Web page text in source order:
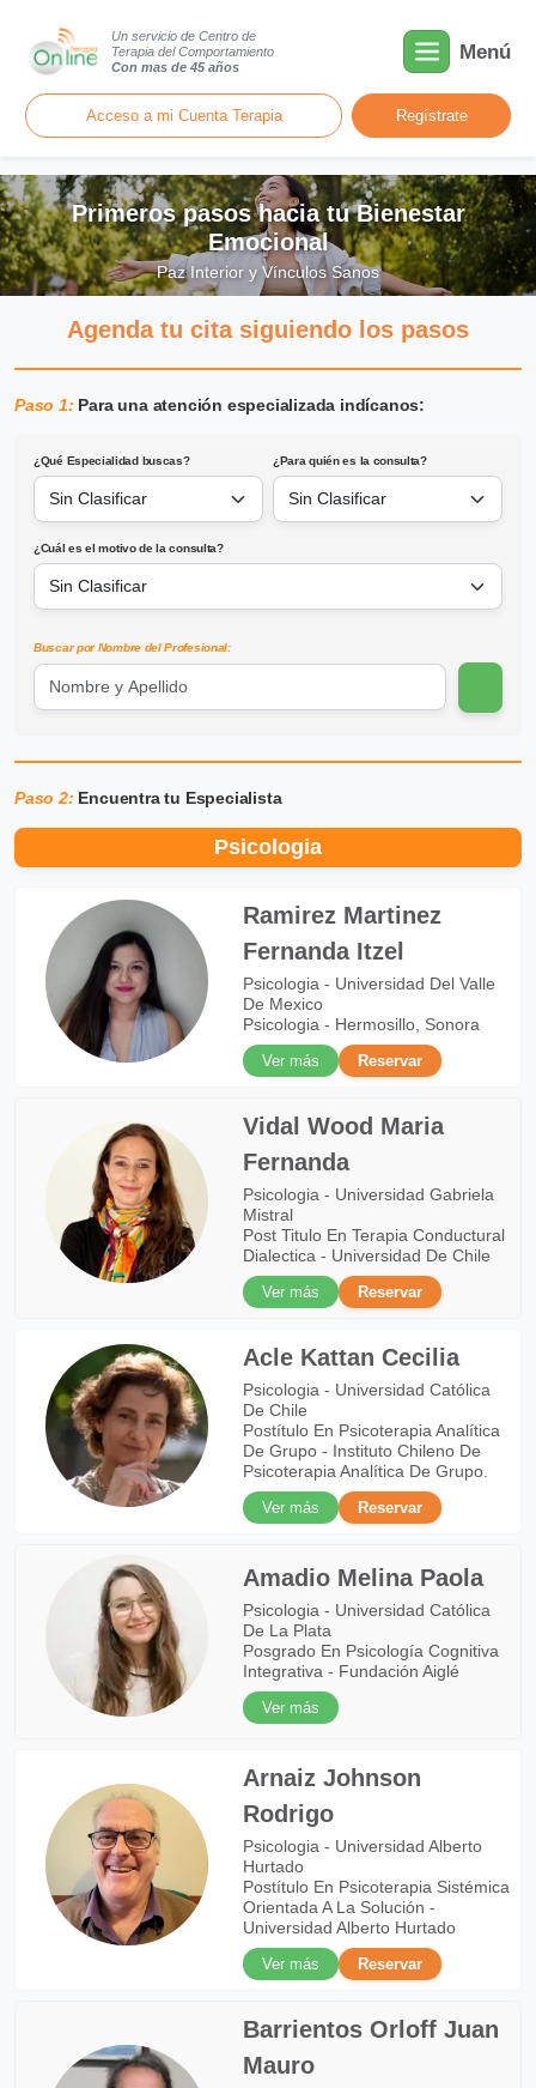
Un servicio de Centro de
Terapia del Comportamiento
Con mas de 45 años
Menú
Acceso a mi Cuenta Terapia Regístrate
Primeros pasos hacia tu Bienestar
Emocional
Paz Interior y Vínculos Sanos
Agenda tu cita siguiendo los pasos
Paso 1: Para una atención especializada indícanos:
¿Qué Especialidad buscas? ¿Para quién es la consulta?
¿Cuál es el motivo de la consulta?
Buscar por Nombre del Profesional:
Paso 2: Encuentra tu Especialista
Psicologia
Ramirez Martinez
Fernanda Itzel
Psicologia - Universidad Del Valle
De Mexico
Psicologia - Hermosillo, Sonora
Ver más
Reservar
Vidal Wood Maria
Fernanda
Psicologia - Universidad Gabriela
Mistral
Post Titulo En Terapia Conductural
Dialectica - Universidad De Chile
Ver más
Reservar
Acle Kattan Cecilia
Psicologia - Universidad Católica
De Chile
Postítulo En Psicoterapia Analítica
De Grupo - Instituto Chileno De
Psicoterapia Analítica De Grupo.
Ver más
Reservar
Amadio Melina Paola
Psicologia - Universidad Católica
De La Plata
Posgrado En Psicología Cognitiva
Integrativa - Fundación Aiglé
Ver más
Arnaiz Johnson
Rodrigo
Psicologia - Universidad Alberto
Hurtado
Postítulo En Psicoterapia Sistémica
Orientada A La Solución -
Universidad Alberto Hurtado
Ver más
Reservar
Barrientos Orloff Juan
Mauro